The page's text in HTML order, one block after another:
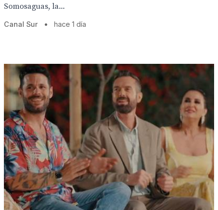
Somosaguas, la...
Canal Sur • hace 1 día